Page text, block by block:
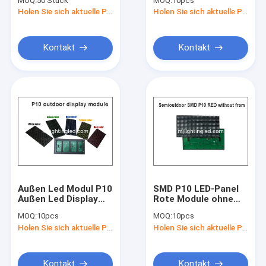
Home
Products
About Us
32*32 Pixel für
Bildschirm
Holen Sie sich aktuelle Preis
Kontakt
Lichtgrün Für LED-
Display
Holen Sie sich aktuelle Preis
Kontakt
Außen Led Modul P10
Außen Led Display
P10 Led Modul Rot
Grün Blau Gelb Weiß
MOQ:10pcs
Kontakt
SMD P10 LED-Panel
Rote Module ohne
Rückseite
320*160mm
MOQ:10pcs
Kontakt